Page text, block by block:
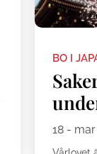
BO I
18 -